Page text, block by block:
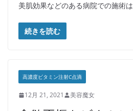
美肌効果などのある病院での施術
続きを読む
高濃度ビタミン注射C点滴
12月 21, 2021 美容魔女